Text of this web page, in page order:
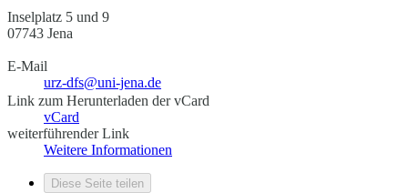
Inselplatz 5 und 9
07743 Jena
E-Mail
urz-dfs@uni-jena.de
Link zum Herunterladen der vCard
vCard
weiterführender Link
Weitere Informationen
Diese Seite teilen